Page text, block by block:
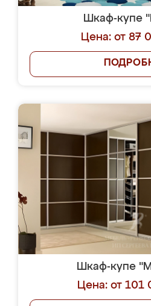
Шкаф-купе
Цена: от 87
Шкаф-купе
Цена: от 101